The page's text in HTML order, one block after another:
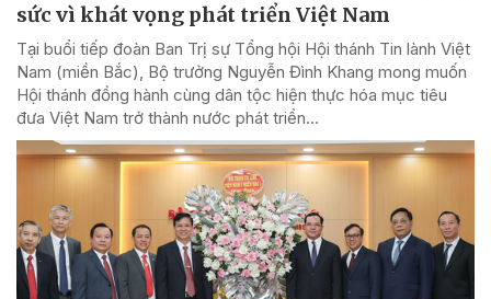
sức vì khát vọng phát triển Việt Nam
Tại buổi tiếp đoàn Ban Trị sự Tổng hội Hội thánh Tin lành Việt
Nam (miền Bắc), Bộ trưởng Nguyễn Đình Khang mong muốn
Hội thánh đồng hành cùng dân tộc hiện thực hóa mục tiêu
đưa Việt Nam trở thành nước phát triển...